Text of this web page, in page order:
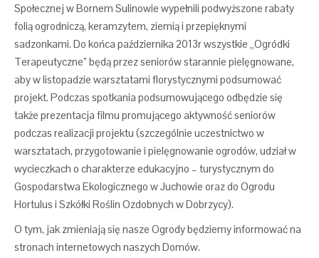
Społecznej w Bornem Sulinowie wypełnili podwyższone rabaty
folią ogrodniczą, keramzytem, ziemią i przepięknymi
sadzonkami. Do końca października 2013r wszystkie „Ogródki
Terapeutyczne” będą przez seniorów starannie pielęgnowane,
aby w listopadzie warsztatami florystycznymi podsumować
projekt. Podczas spotkania podsumowującego odbędzie się
także prezentacja filmu promującego aktywność seniorów
podczas realizacji projektu (szczególnie uczestnictwo w
warsztatach, przygotowanie i pielęgnowanie ogrodów, udział w
wycieczkach o charakterze edukacyjno – turystycznym do
Gospodarstwa Ekologicznego w Juchowie oraz do Ogrodu
Hortulus i Szkółki Roślin Ozdobnych w Dobrzycy).
O tym, jak zmieniają się nasze Ogrody będziemy informować na
stronach internetowych naszych Domów.